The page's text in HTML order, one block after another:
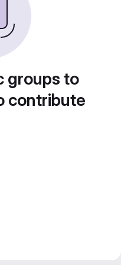
groups to
contribute